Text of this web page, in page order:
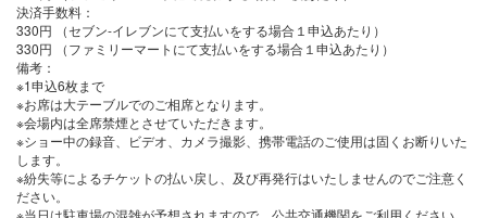
決済手数料 ：
330円 （セブン-イレブンにて支払いをする場合１申込あたり）
330円 （ファミリーマートにて支払いをする場合１申込あたり）
備考：
※1申込6枚まで
※お席は大テーブルでのご相席となります。
※会場内は全席禁煙とさせていただきます。
※ショー中の録音、ビデオ、カメラ撮影、携帯電話のご使用は固くお断りいた
します。
※紛失等によるチケットの払い戻し、及び再発行はいたしませんのでご注意く
ださい。
※当日は駐車場の混雑が予想されますので、公共交通機関をご利用ください。